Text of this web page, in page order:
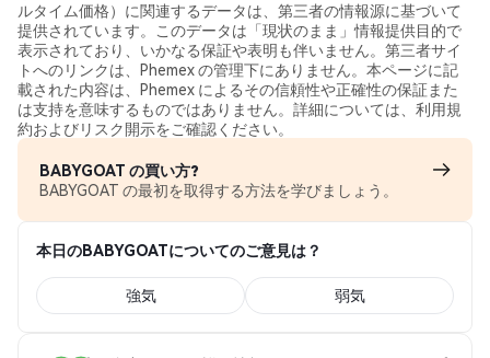
ルタイム価格）に関連するデータは、第三者の情報源に基づいて
提供されています。このデータは「現状のまま」情報提供目的で
表示されており、いかなる保証や表明も伴いません。第三者サイ
トへのリンクは、Phemex の管理下にありません。本ページに記
載された内容は、Phemex によるその信頼性や正確性の保証また
は支持を意味するものではありません。詳細については、利用規
約およびリスク開示をご確認ください。
BABYGOAT の買い方?
BABYGOAT の最初を取得する方法を学びましょう。
本日のBABYGOATについてのご意見は？
強気 弱気